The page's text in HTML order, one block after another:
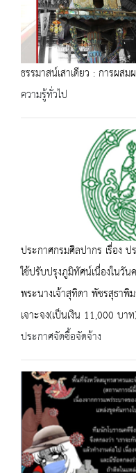
ธรรมาสน์เสาเดียว : การผส
ความรู้ทั่วไป
ประกาศกรมศิลปากร เรื่อง
ใช้ปรับปรุงภูมิทัศน์เนื่องในวั
พระนางเจ้าสุทิดา พัชรสุธา
เจาะจง(เป็นเงิน 11,000 บา
ประกาศจัดซื้อจัดจ้าง